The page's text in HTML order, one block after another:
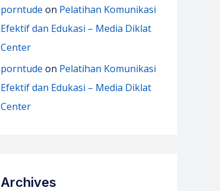
porntude on Pelatihan Komunikasi
Efektif dan Edukasi – Media Diklat
Center
porntude on Pelatihan Komunikasi
Efektif dan Edukasi – Media Diklat
Center
Archives